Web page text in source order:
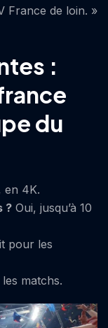
France de loin. »
:
du
en 4K.
? Oui, jusqu’à 10
pour les
matchs.